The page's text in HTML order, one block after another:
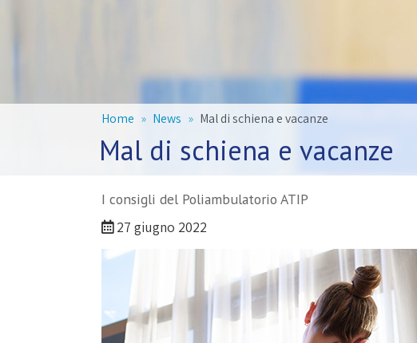
Home News Mal di schiena e vacanze
Mal di schiena e vacanze
I consigli del Poliambulatorio ATIP
27 giugno 2022